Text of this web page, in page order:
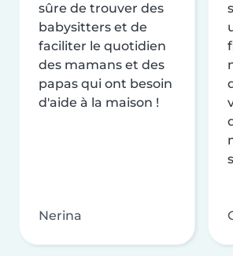
sûre de trouver des
babysitters et de
faciliter le quotidien
des mamans et des
papas qui ont besoin
d'aide à la maison !
Nerina